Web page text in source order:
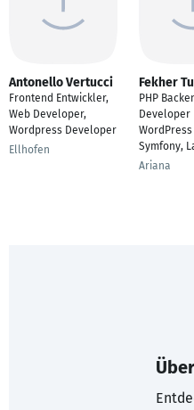
Antonello Vertucci
Frontend Entwickler,
Web Developer,
Wordpress Developer
Ellhofen
Fekher
PHP
Developer |
WordPress
Symfony,
Ariana